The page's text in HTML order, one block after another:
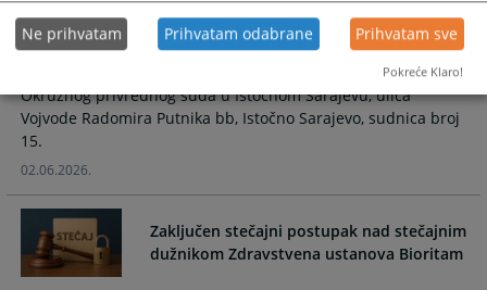
d.o.o. Sokolac
Zakazuje se skupština povjerilaca za dan PETAK 03.07.2026.
godine u 11:00 sati koje će se održati u prostorijama
Okružnog privrednog suda u Istočnom Sarajevu, ulica
Vojvode Radomira Putnika bb, Istočno Sarajevo, sudnica broj
15.
02.06.2026.
Zaključen stečajni postupak nad stečajnim
dužnikom Zdravstvena ustanova Bioritam
Ne prihvatam Prihvatam odabrane Prihvatam sve
Pokreće Klaro!